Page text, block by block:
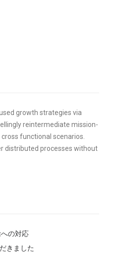
growth strategies via
reintermediate mission-
functional scenarios.
distributed processes without
への対応
きました